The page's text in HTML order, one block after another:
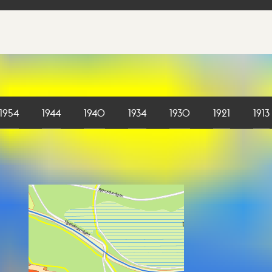
1954 1944 1940 1934 1930 1921 1913